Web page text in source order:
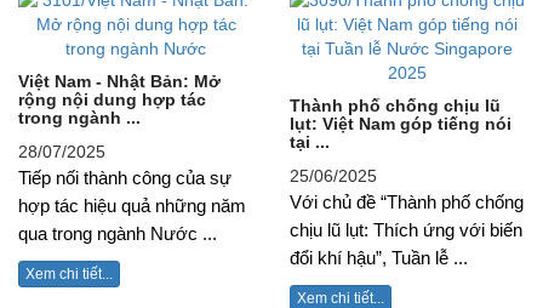
Việt Nam - Nhật Bản: Mở
rộng nội dung hợp tác
trong ngành ...
28/07/2025
Tiếp nối thành công của sự
hợp tác hiệu quả những năm
qua trong ngành Nước ...
Xem chi tiết...
Thành phố chống chịu lũ
lụt: Việt Nam góp tiếng nói
tại ...
25/06/2025
Với chủ đề “Thành phố chống
chịu lũ lụt: Thích ứng với biến
đổi khí hậu”, Tuần lễ ...
Xem chi tiết...